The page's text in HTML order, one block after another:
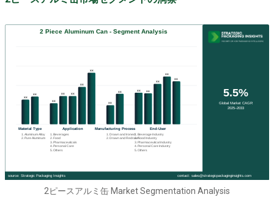
2ピースアルミ缶 Market Segmentation Analysis